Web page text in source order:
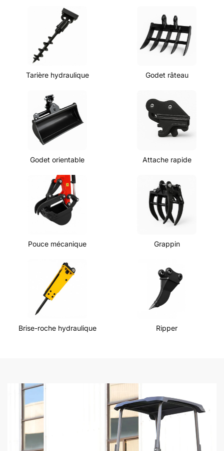
Tarière hydraulique Godet râteau
Godet orientable Attache rapide
Pouce mécanique Grappin
Brise-roche hydraulique Ripper